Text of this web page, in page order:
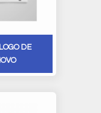
DE